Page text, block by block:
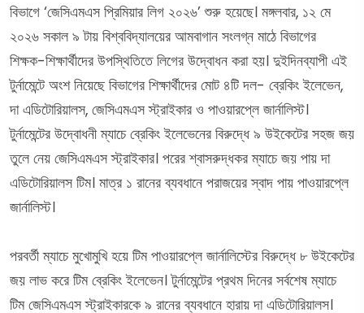
বিভাগে ‘জেসিএমএস প্রিমিয়ার লিগ ২০২৬’ শুরু হয়েছে। মঙ্গলবার, ১২ মে
২০২৬ সকাল ৯ টায় বিশ্ববিদ্যালয়ের আমবাগান সংলগ্ন মাঠে বিভাগের
শিক্ষক-শিক্ষার্থীদের উপস্থিতিতে লিগের উদ্বোধন করা হয়। দুইদিনব্যাপী এই
টুর্নামেন্টে অংশ নিয়েছে বিভাগের শিক্ষার্থীদের মোট ৪টি দল- ব্রেকিং ইলেভেন,
দা এডিটোরিয়ালস, জেসিএমএস স্ট্রাইকার ও পাওয়ারপ্লে জার্নালিস্ট।
টুর্নামেন্টের উদ্বোধনী ম্যাচে ব্রেকিং ইলেভেনের বিরুদ্ধে ৯ উইকেটের সহজ জয়
তুলে নেয় জেসিএমএস স্ট্রাইকার। পরের শ্বাসরুদ্ধকর ম্যাচে জয় পায় দা
এডিটোরিয়ালস টিম। মাত্র ১ রানের ব্যবধানে পরাজয়ের স্বাদ পায় পাওয়ারপ্লে
জার্নালিস্ট।
পরবর্তী ম্যাচে মুখোমুখি হয়ে টিম পাওয়ারপ্লে জার্নালিস্টের বিরুদ্ধে ৮ উইকেটের
জয় লাভ করে টিম ব্রেকিং ইলেভেন। টুর্নামেন্টের প্রথম দিনের সর্বশেষ ম্যাচে
টিম জেসিএমএস স্ট্রাইকারকে ৯ রানের ব্যবধানে হারায় দা এডিটোরিয়ালস।